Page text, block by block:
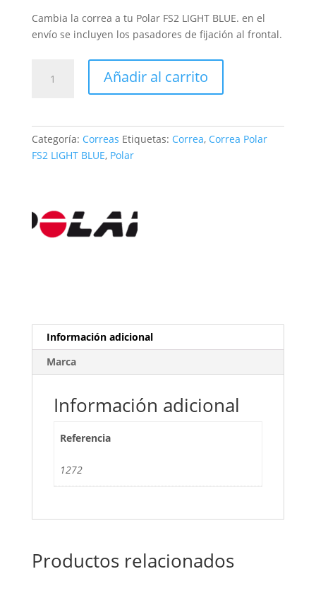
Cambia la correa a tu Polar FS2 LIGHT BLUE. en el
envío se incluyen los pasadores de fijación al frontal.
Polar
cantidad
Añadir al carrito
Categoría: Correas Etiquetas: Correa, Correa Polar
FS2 LIGHT BLUE, Polar
Información adicional
Marca
Información adicional
Referencia
1272
Productos relacionados